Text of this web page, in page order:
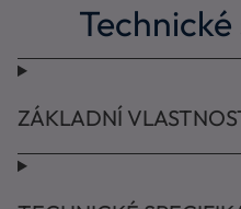
ZÁKLADNÍ